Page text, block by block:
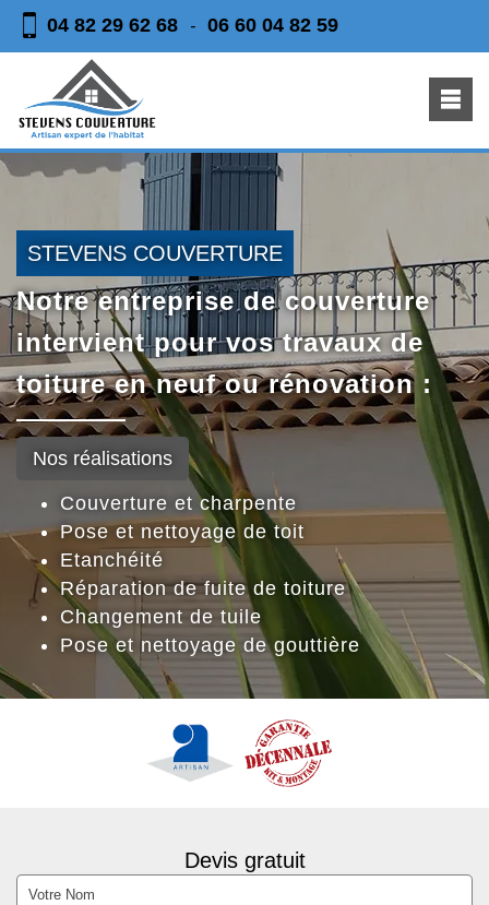
04 82 29 62 68 - 06 60 04 82 59
STEVENS COUVERTURE
Notre entreprise de couverture
intervient pour vos travaux de
toiture en neuf ou rénovation :
Nos réalisations
Couverture et charpente
Pose et nettoyage de toit
Etanchéité
Réparation de fuite de toiture
Changement de tuile
Pose et nettoyage de gouttière
Devis gratuit